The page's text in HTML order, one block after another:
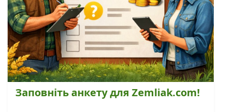
Заповніть анкету для Zemliak.com!